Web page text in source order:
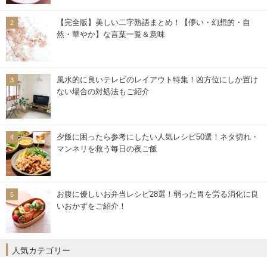
【完全版】美しい二字熟語まとめ！【儚い・幻想的・自
然・華やか】な言葉一覧＆意味
風水的に良いテレビのレイアウト特集！凶方位にしか置け
ない場合の対処法もご紹介
夕飯に困ったら参考にしたい人気レシピ50選！ネタ切れ・
マンネリを救う毎日の夜ご飯
お腹に優しいお弁当レシピ28選！弱った胃を労る消化に良
いおかずをご紹介！
人気カテゴリー